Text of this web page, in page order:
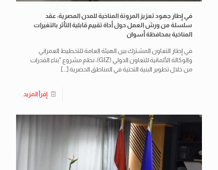
في إطار جهود تعزيز المرونة المناخية للمدن المصرية: عقد
سلسلة من ورش العمل حول أداة تقييم قابلية التأثر بالتغيرات
المناخية بمحافظة أسوان
في إطار التعاون المشترك بين الهيئة العامة للتخطيط العمراني
والوكالة الألمانية للتعاون الدولي (GIZ)، نظم مشروع “بناء القدرات
من خلال تطوير البنية التحتية في المناطق الحضرية […]
إقرأ المزيد